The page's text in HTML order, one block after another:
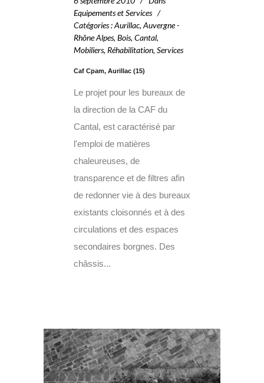
Equipements et Services
Catégories:Aurillac, Auvergne -
Rhône Alpes, Bois, Cantal,
Mobiliers, Réhabilitation, Services
Caf Cpam, Aurillac (15)
Le projet pour les bureaux de
la direction de la CAF du
Cantal, est caractérisé par
l'emploi de matières
chaleureuses, de
transparence et de filtres afin
de redonner vie à des bureaux
existants cloisonnés et à des
circulations et des espaces
secondaires borgnes. Des
châssis...